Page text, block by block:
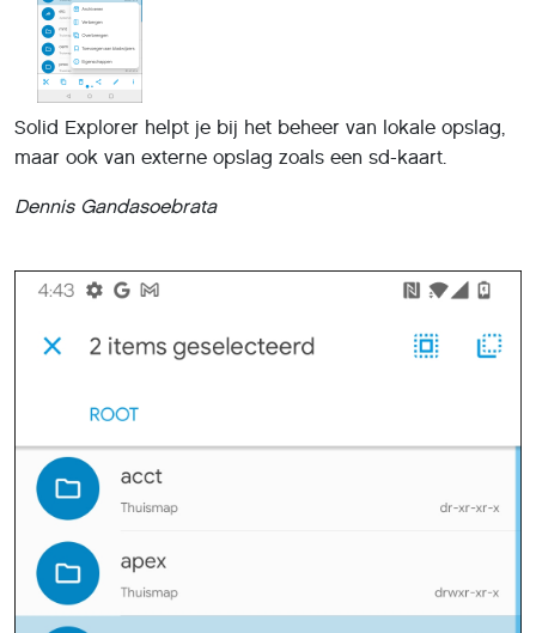
Solid Explorer helpt je bij het beheer van lokale opslag,
maar ook van externe opslag zoals een sd-kaart.
Dennis Gandasoebrata